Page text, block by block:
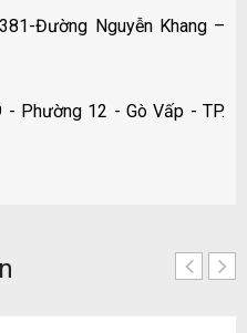
Đường Nguyễn Khang –
Phường 12 - Gò Vấp - TP.